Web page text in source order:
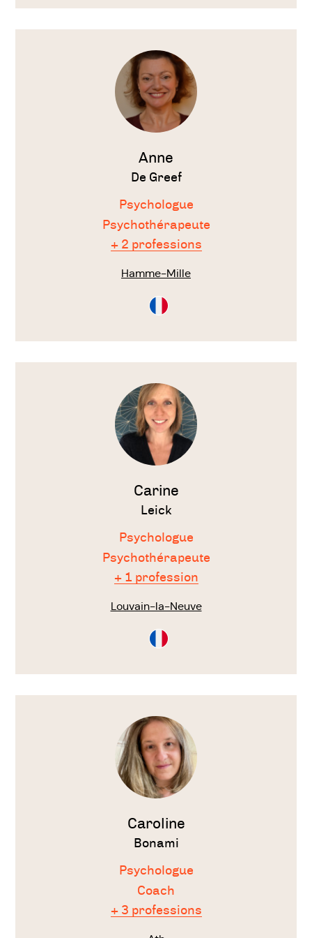
aider à arrêter de fumer
Voir
Anne
De Greef
Psychologue
Psychothérapeute
+ 2 professions
Hamme-Mille
Consultation
en
Voir
Carine
Leick
Psychologue
Psychothérapeute
+ 1 profession
Louvain-la-Neuve
Consultation
en
Voir
Caroline
Bonami
Psychologue
Coach
+ 3 professions